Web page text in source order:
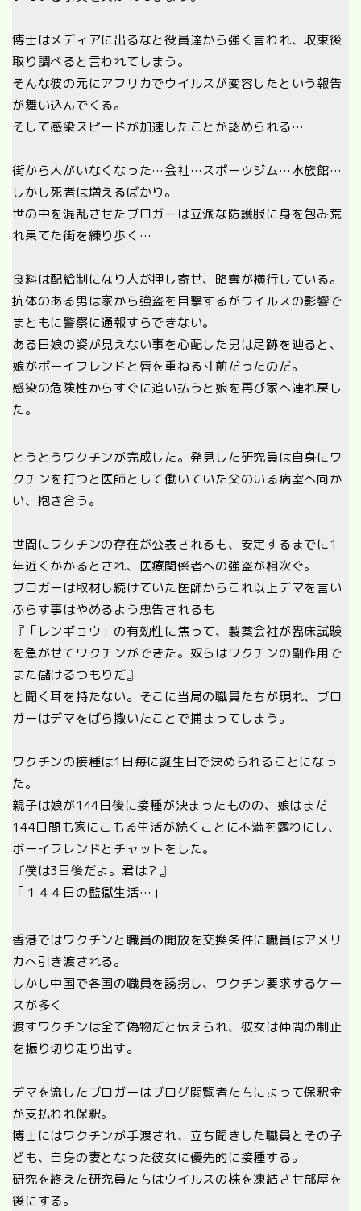
博士はメディアに出るなと役員達から強く言われ、収束後
取り調べると言われてしまう。
そんな彼の元にアフリカでウイルスが変容したという報告
が舞い込んでくる。
そして感染スピードが加速したことが認められる…
街から人がいなくなった…会社…スポーツジム…水族館…
しかし死者は増えるばかり。
世の中を混乱させたブロガーは立派な防護服に身を包み荒
れ果てた街を練り歩く…
食料は配給制になり人が押し寄せ、略奪が横行している。
抗体のある男は家から強盗を目撃するがウイルスの影響で
まともに警察に通報すらできない。
ある日娘の姿が見えない事を心配した男は足跡を辿ると、
娘がボーイフレンドと唇を重ねる寸前だったのだ。
感染の危険性からすぐに追い払うと娘を再び家へ連れ戻し
た。
とうとうワクチンが完成した。発見した研究員は自身にワ
クチンを打つと医師として働いていた父のいる病室へ向か
い、抱き合う。
世間にワクチンの存在が公表されるも、安定するまでに1
年近くかかるとされ、医療関係者への強盗が相次ぐ。
ブロガーは取材し続けていた医師からこれ以上デマを言い
ふらす事はやめるよう忠告されるも
『「レンギョウ」の有効性に焦って、製薬会社が臨床試験
を急がせてワクチンができた。奴らはワクチンの副作用で
また儲けるつもりだ』
と聞く耳を持たない。そこに当局の職員たちが現れ、ブロ
ガーはデマをばら撒いたことで捕まってしまう。
ワクチンの接種は1日毎に誕生日で決められることになっ
た。
親子は娘が144日後に接種が決まったものの、娘はまだ
144日間も家にこもる生活が続くことに不満を露わにし、
ボーイフレンドとチャットをした。
『僕は3日後だよ。君は？』
「１４４日の監獄生活…」
香港ではワクチンと職員の開放を交換条件に職員はアメリ
カへ引き渡される。
しかし中国で各国の職員を誘拐し、ワクチン要求するケー
スが多く
渡すワクチンは全て偽物だと伝えられ、彼女は仲間の制止
を振り切り走り出す。
デマを流したブロガーはブログ閲覧者たちによって保釈金
が支払われ保釈。
博士にはワクチンが手渡され、立ち聞きした職員とその子
ども、自身の妻となった彼女に優先的に接種する。
研究を終えた研究員たちはウイルスの株を凍結させ部屋を
後にする。